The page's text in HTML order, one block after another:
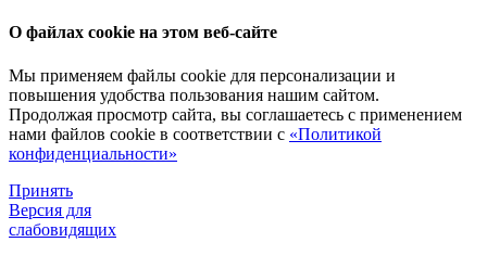
О файлах cookie на этом веб-сайте
Мы применяем файлы cookie для персонализации и
повышения удобства пользования нашим сайтом.
Продолжая просмотр сайта, вы соглашаетесь с применением
нами файлов cookie в соответствии с «Политикой
конфиденциальности»
Принять
Версия для
слабовидящих